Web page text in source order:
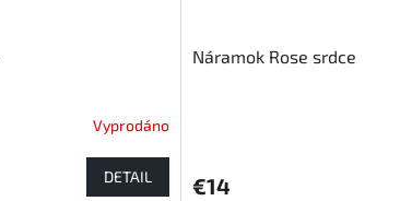
Vyprodáno
DETAIL
Náramok Rose srdce
€14